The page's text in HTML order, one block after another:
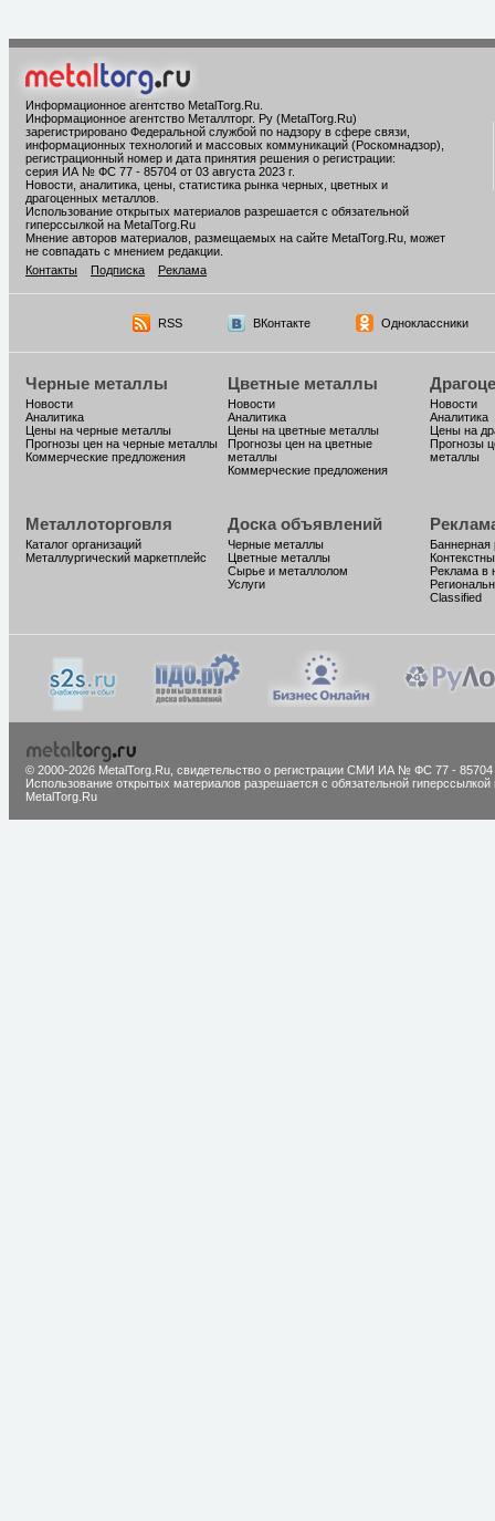
Информационное агентство MetalTorg.Ru
Информационное агентство Металлторг. Ру (MetalTorg.Ru)
зарегистрировано Федеральной службой по надзору в сфере связи,
информационных технологий и массовых коммуникаций (Роскомнадзор),
регистрационный номер и дата принятия решения о регистрации:
серия ИА № ФС 77 - 85704 от 03 августа 2023 г.
Новости, аналитика, цены, статистика рынка черных, цветных и
драгоценных металлов.
Использование открытых материалов разрешается с обязательной
гиперссылкой на MetalTorg.Ru
Мнение авторов материалов, размещаемых на сайте MetalTorg.Ru, может
не совпадать с мнением редакции.
Контакты
Подписка Реклама
RSS ВКонтакте Одноклассники
Черные металлы
Новости
Аналитика
Цены на черные металлы
Прогнозы цен на черные металлы
Коммерческие предложения
Цветные металлы
Новости
Аналитика
Цены на цветные металлы
Прогнозы цен на цветные
металлы
Коммерческие предложения
Новости
Аналитика
Цены на
Прогнозы
металлы
Металлоторговля
Каталог организаций
Металлургический маркетплейс
Доска объявлений
Черные металлы
Цветные металлы
Сырье и металлолом
Услуги
Баннерная
Реклама в
Classified
© 2000-2026 MetalTorg.Ru, cвидетельство о регистрации СМИ ИА № ФС 77 - 85704
Использование открытых материалов разрешается с обязательной гиперссылкой
MetalTorg.Ru